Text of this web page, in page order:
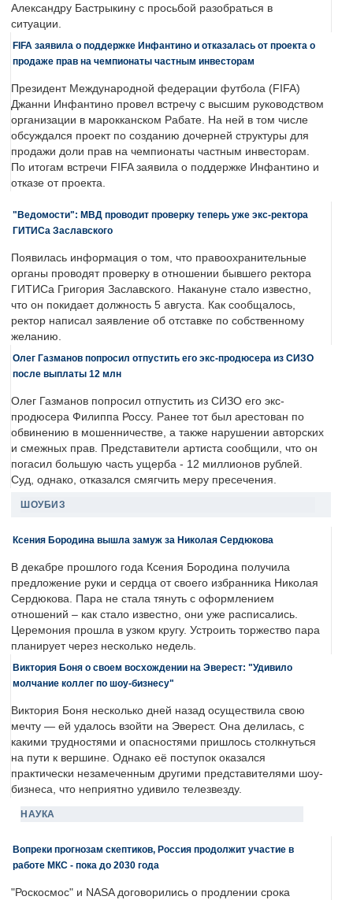
Александру Бастрыкину с просьбой разобраться в
ситуации.
FIFA заявила о поддержке Инфантино и отказалась от проекта о
продаже прав на чемпионаты частным инвесторам
Президент Международной федерации футбола (FIFA)
Джанни Инфантино провел встречу с высшим руководством
организации в марокканском Рабате. На ней в том числе
обсуждался проект по созданию дочерней структуры для
продажи доли прав на чемпионаты частным инвесторам.
По итогам встречи FIFA заявила о поддержке Инфантино и
отказе от проекта.
"Ведомости": МВД проводит проверку теперь уже экс-ректора
ГИТИСа Заславского
Появилась информация о том, что правоохранительные
органы проводят проверку в отношении бывшего ректора
ГИТИСа Григория Заславского. Накануне стало известно,
что он покидает должность 5 августа. Как сообщалось,
ректор написал заявление об отставке по собственному
желанию.
Олег Газманов попросил отпустить его экс-продюсера из СИЗО
после выплаты 12 млн
Олег Газманов попросил отпустить из СИЗО его экс-
продюсера Филиппа Россу. Ранее тот был арестован по
обвинению в мошенничестве, а также нарушении авторских
и смежных прав. Представители артиста сообщили, что он
погасил большую часть ущерба - 12 миллионов рублей.
Суд, однако, отказался смягчить меру пресечения.
ШОУБИЗ
Ксения Бородина вышла замуж за Николая Сердюкова
В декабре прошлого года Ксения Бородина получила
предложение руки и сердца от своего избранника Николая
Сердюкова. Пара не стала тянуть с оформлением
отношений – как стало известно, они уже расписались.
Церемония прошла в узком кругу. Устроить торжество пара
планирует через несколько недель.
Виктория Боня о своем восхождении на Эверест: "Удивило
молчание коллег по шоу-бизнесу"
Виктория Боня несколько дней назад осуществила свою
мечту — ей удалось взойти на Эверест. Она делилась, с
какими трудностями и опасностями пришлось столкнуться
на пути к вершине. Однако её поступок оказался
практически незамеченным другими представителями шоу-
бизнеса, что неприятно удивило телезвезду.
НАУКА
Вопреки прогнозам скептиков, Россия продолжит участие в
работе МКС - пока до 2030 года
"Роскосмос" и NASA договорились о продлении срока